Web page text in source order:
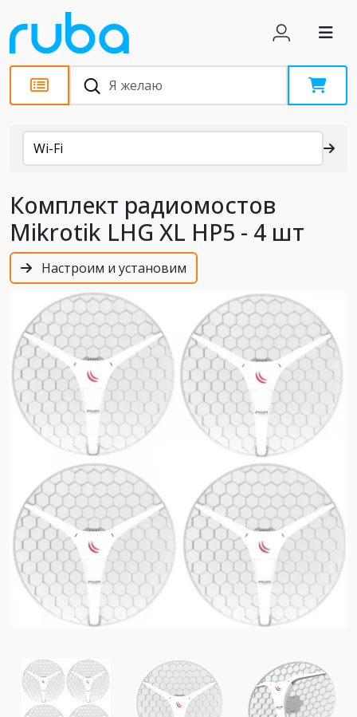
Каталог
Wi-Fi
Комплект радиомостов
Mikrotik LHG XL HP5 - 4 шт
Настроим и установим